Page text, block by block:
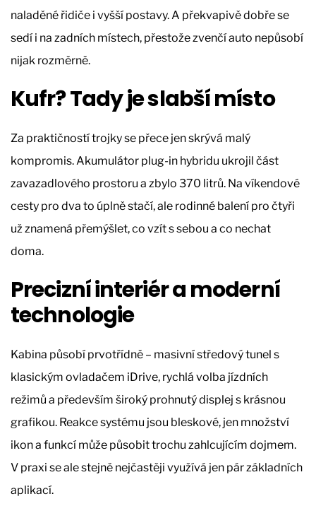
naladěné řidiče i vyšší postavy. A překvapivě dobře se
sedí i na zadních místech, přestože zvenčí auto nepůsobí
nijak rozměrně.
Kufr? Tady je slabší místo
Za praktičností trojky se přece jen skrývá malý
kompromis. Akumulátor plug-in hybridu ukrojil část
zavazadlového prostoru a zbylo 370 litrů. Na víkendové
cesty pro dva to úplně stačí, ale rodinné balení pro čtyři
už znamená přemýšlet, co vzít s sebou a co nechat
doma.
Precizní interiér a moderní
technologie
Kabina působí prvotřídně – masivní středový tunel s
klasickým ovladačem iDrive, rychlá volba jízdních
režimů a především široký prohnutý displej s krásnou
grafikou. Reakce systému jsou bleskové, jen množství
ikon a funkcí může působit trochu zahlcujícím dojmem.
V praxi se ale stejně nejčastěji využívá jen pár základních
aplikací.